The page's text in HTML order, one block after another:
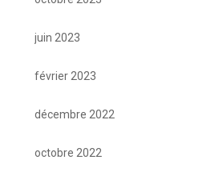
juin 2023
février 2023
décembre 2022
octobre 2022